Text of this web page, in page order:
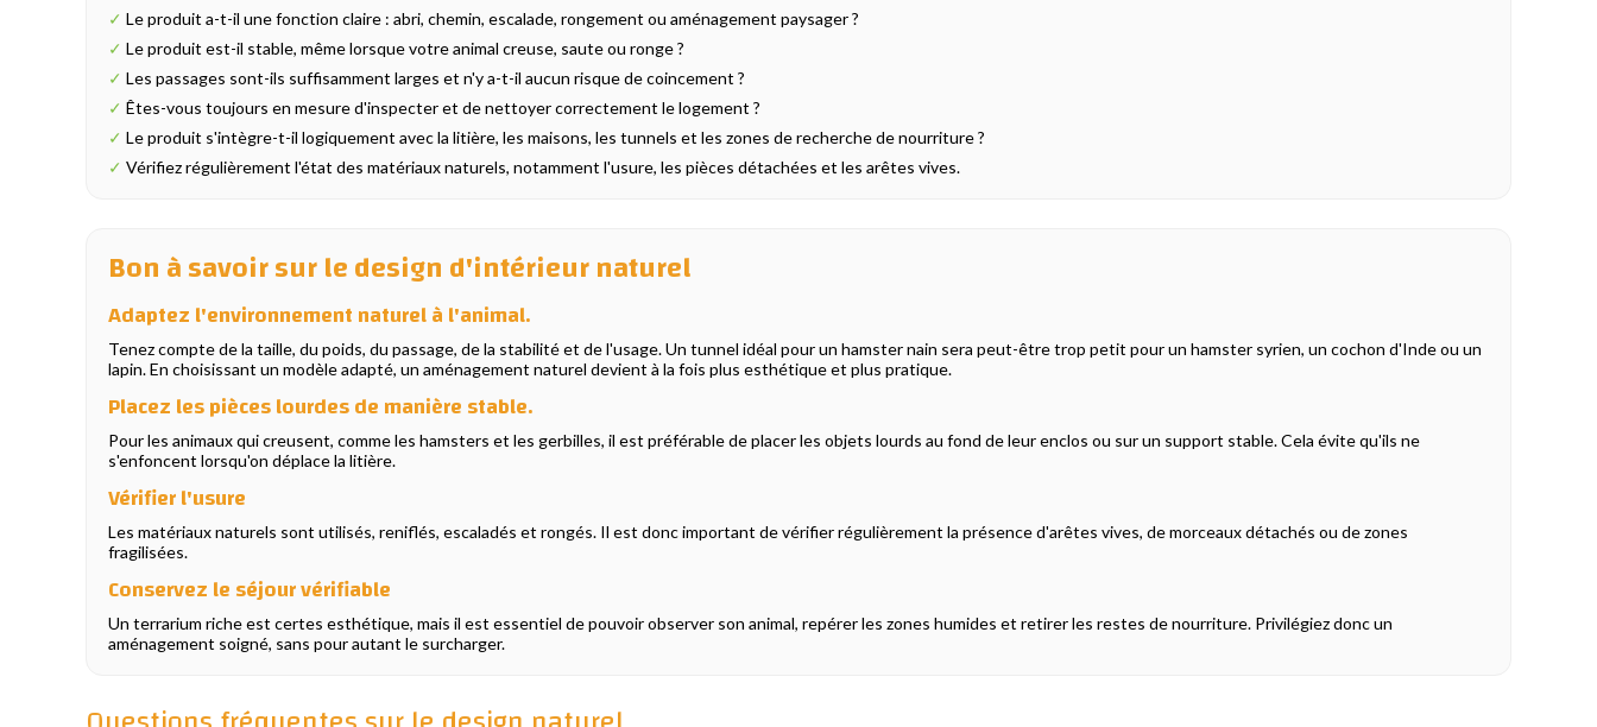
✓ Le produit a-t-il une fonction claire : abri, chemin, escalade, rongement ou aménagement paysager ?
✓ Le produit est-il stable, même lorsque votre animal creuse, saute ou ronge ?
✓ Les passages sont-ils suffisamment larges et n'y a-t-il aucun risque de coincement ?
✓ Êtes-vous toujours en mesure d'inspecter et de nettoyer correctement le logement ?
✓ Le produit s'intègre-t-il logiquement avec la litière, les maisons, les tunnels et les zones de recherche de nourriture ?
✓ Vérifiez régulièrement l'état des matériaux naturels, notamment l'usure, les pièces détachées et les arêtes vives.
Bon à savoir sur le design d'intérieur naturel
Adaptez l'environnement naturel à l'animal.
Tenez compte de la taille, du poids, du passage, de la stabilité et de l'usage. Un tunnel idéal pour un hamster nain sera peut-être trop petit pour un hamster syrien, un cochon d'Inde ou un
lapin. En choisissant un modèle adapté, un aménagement naturel devient à la fois plus esthétique et plus pratique.
Placez les pièces lourdes de manière stable.
Pour les animaux qui creusent, comme les hamsters et les gerbilles, il est préférable de placer les objets lourds au fond de leur enclos ou sur un support stable. Cela évite qu'ils ne
s'enfoncent lorsqu'on déplace la litière.
Vérifier l'usure
Les matériaux naturels sont utilisés, reniflés, escaladés et rongés. Il est donc important de vérifier régulièrement la présence d'arêtes vives, de morceaux détachés ou de zones
fragilisées.
Conservez le séjour vérifiable
Un terrarium riche est certes esthétique, mais il est essentiel de pouvoir observer son animal, repérer les zones humides et retirer les restes de nourriture. Privilégiez donc un
aménagement soigné, sans pour autant le surcharger.